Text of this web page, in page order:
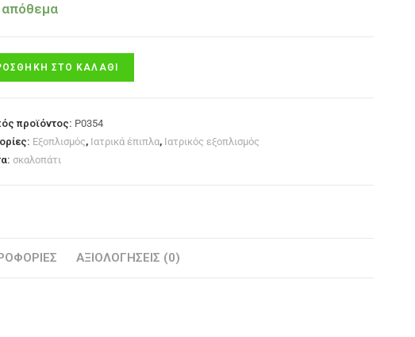
ΣΤΟ ΚΑΛΆΘΙ
προϊόντος: P0354
Εξοπλισμός, Ιατρικά έπιπλα, Ιατρικός εξοπλισμός
σκαλοπάτι
ΑΞΙΟΛΟΓΉΣΕΙΣ (0)